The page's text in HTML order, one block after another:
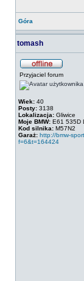
Góra
tomash
Przyjaciel forum
Wiek: 40
Posty: 3138
Lokalizacja: Gliwice
Moje BMW: E61 535D
Kod silnika: M57N2
Garaż: http://bmw-
f=6&t=164424